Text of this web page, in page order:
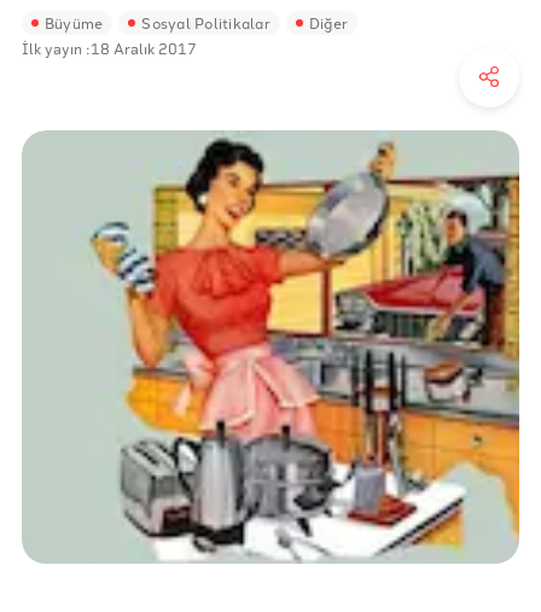
Büyüme Sosyal Politikalar Diğer
İlk yayın :18 Aralık 2017